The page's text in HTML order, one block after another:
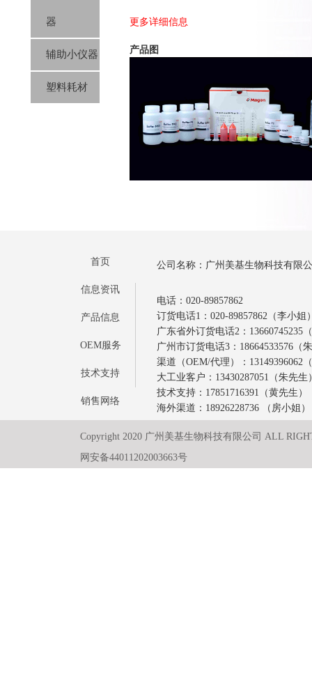
器
辅助小仪器
塑料耗材
更多详细信息
产品图
首页
信息资讯
产品信息
OEM服务
技术支持
销售网络
公司名称：广州美基生物科技有限
电话：020-89857862
订货电话1：020-89857862（李小姐
广东省外订货电话2：13660745235
广州市订货电话3：18664533576（
渠道（OEM/代理）：13149396062
大工业客户：13430287051（朱先生
技术支持：17851716391（黄先生）
海外渠道：18926228736 （房小姐）
Copyright 2020 广州美基生物科技有限公司 ALL
网安备44011202003663号